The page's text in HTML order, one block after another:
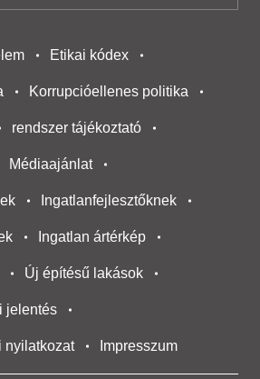
Etikai kódex
Korrupcióellenes politika
rendszer tájékoztató
Médiaajánlat
Ingatlanfejlesztőknek
Ingatlan ártérkép
Új építésű lakások
jelentés
nyilatkozat Impresszum